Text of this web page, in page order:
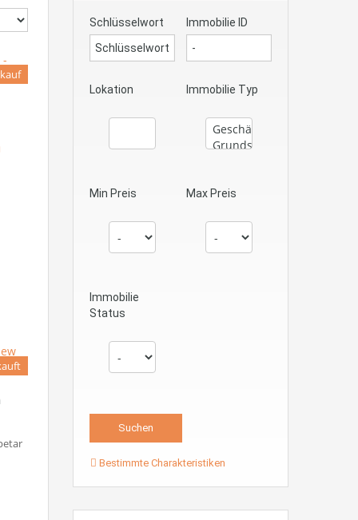
Schlüsselwort Immobilie ID
Lokation Immobilie Typ
Min Preis Max Preis
Immobilie
Status
Bestimmte Charakteristiken